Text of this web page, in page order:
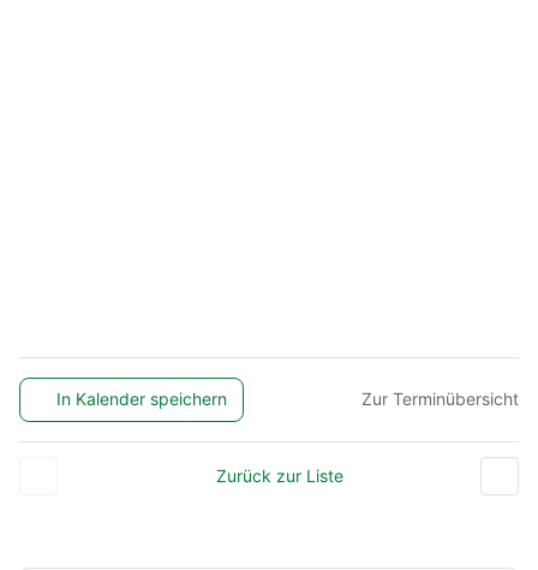
In Kalender speichern Zur Terminübersicht
Zurück zur Liste